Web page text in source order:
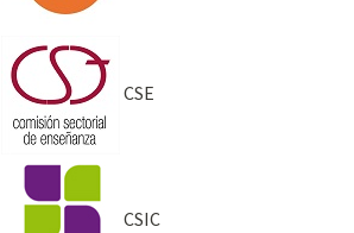
CSE
CSIC